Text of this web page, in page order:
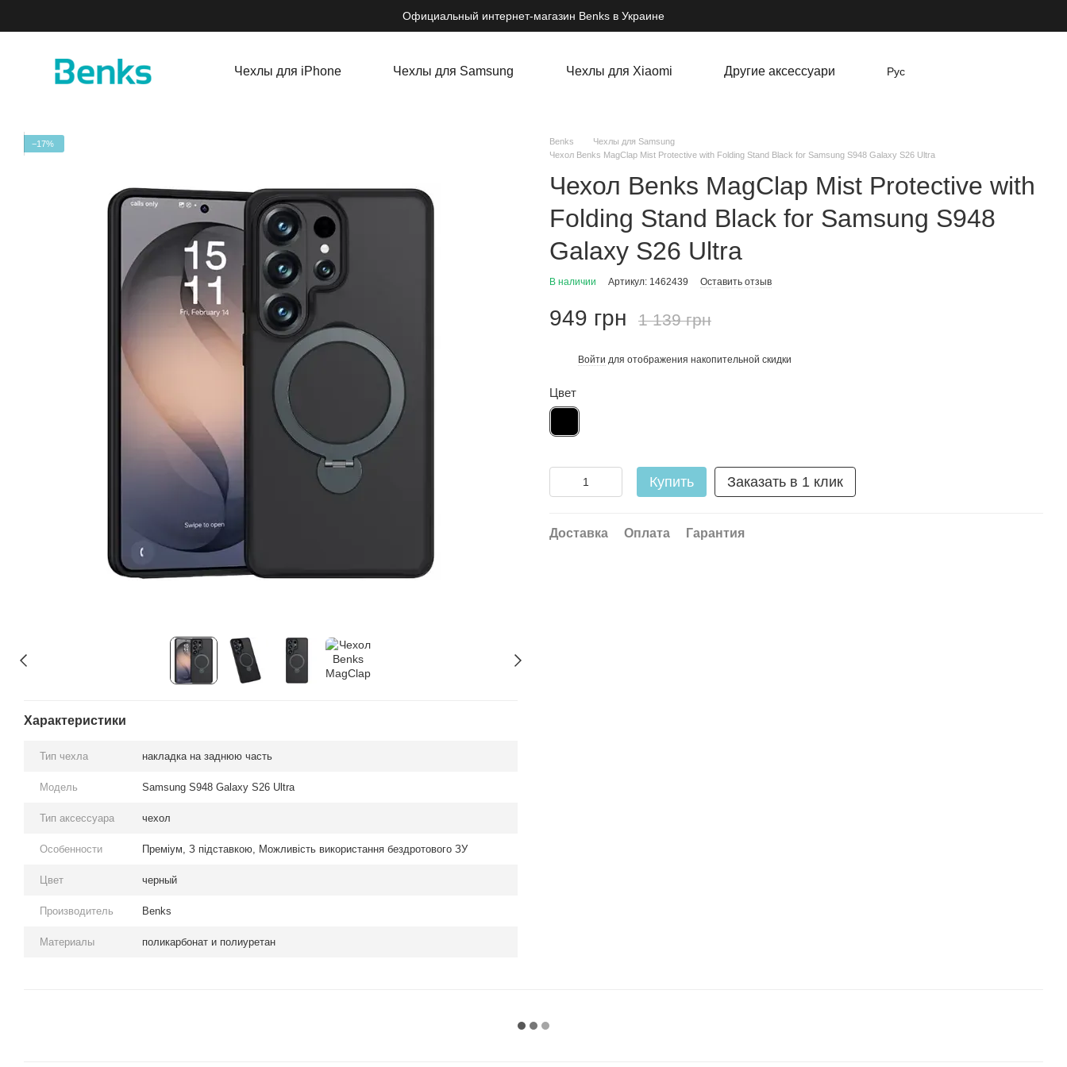
Официальный интернет-магазин Benks в Украине
Чехлы для iPhone Чехлы для Samsung Чехлы для Xiaomi Другие аксессуари Рус
−17%
Характеристики
Тип чехла накладка на заднюю часть
Модель Samsung S948 Galaxy S26 Ultra
Тип аксессуара чехол
Особенности Преміум, З підставкою, Можливість використання бездротового ЗУ
Цвет черный
Производитель Benks
Материалы поликарбонат и полиуретан
Benks
Чехлы для Samsung
Чехол Benks MagClap Mist Protective with Folding Stand Black for Samsung S948 Galaxy S26 Ultra
Чехол Benks MagClap Mist Protective with
Folding Stand Black for Samsung S948
Galaxy S26 Ultra
В наличии Артикул: 1462439 Оставить отзыв
949 грн 1 139 грн
Войти для отображения накопительной скидки
Цвет
Купить Заказать в 1 клик
Доставка Оплата Гарантия